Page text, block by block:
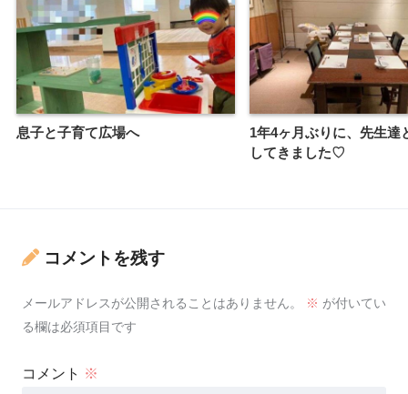
息子と子育て広場へ
1年4ヶ月ぶりに、先生達
してきました♡
コメントを残す
メールアドレスが公開されることはありません。 ※ が付いてい
る欄は必須項目です
コメント ※